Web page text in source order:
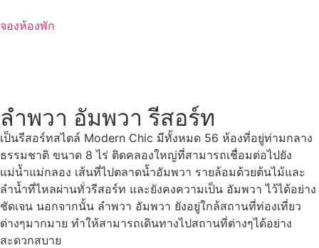
to
จองห้องพัก
ลำพวา อัมพวา รีสอร์ท
เป็นรีสอร์ทสไตล์ Modern Chic มีทั้งหมด 56 ห้องที่อยู่ท่ามกลาง
ธรรมชาติ ขนาด 8 ไร่ ติดคลองใหญ่ที่สามารถเชื่อมต่อไปยัง
แม่น้ำแม่กลอง เส้นที่ไปตลาดน้ำอัมพวา รายล้อมด้วยต้นไม้และ
ลำน้ำที่ไหลผ่านทั่วรีสอร์ท และยังคงความเป็น อัมพวา ไว้ได้อย่าง
ชัดเจน นอกจากนั้น ลำพวา อัมพวา ยังอยู่ใกล้สถานที่ท่องเที่ยว
ต่างๆมากมาย ทำให้สามารถเดินทางไปสถานที่ต่างๆได้อย่าง
สะดวกสบาย